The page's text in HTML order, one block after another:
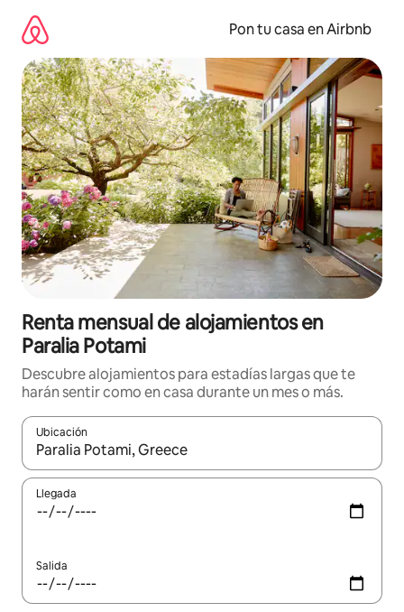
contenido
Pon tu casa en Airbnb
Renta mensual de alojamientos en
Paralia Potami
Descubre alojamientos para estadías largas que te
harán sentir como en casa durante un mes o más.
Ubicación
Cuando los resultados estén disponibles, navega con las
Llegada
Salida